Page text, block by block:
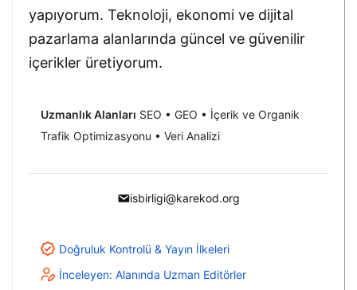
yapıyorum. Teknoloji, ekonomi ve dijital
pazarlama alanlarında güncel ve güvenilir
içerikler üretiyorum.
Uzmanlık Alanları SEO • GEO • İçerik ve Organik
Trafik Optimizasyonu • Veri Analizi
isbirligi@karekod.org
Doğruluk Kontrolü & Yayın İlkeleri
İnceleyen: Alanında Uzman Editörler